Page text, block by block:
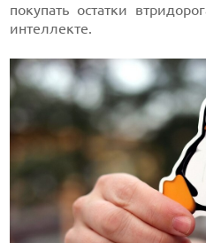
покупать остатки
интеллекте.